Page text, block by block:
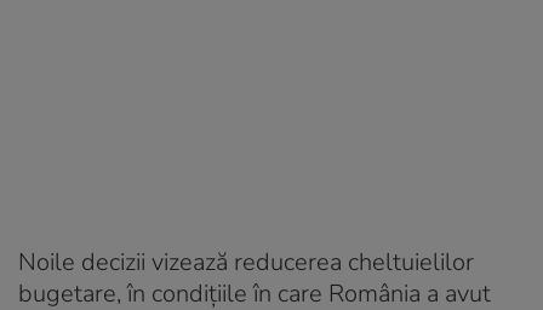
Noile decizii vizează reducerea cheltuielilor
bugetare, în condițiile în care România a avut